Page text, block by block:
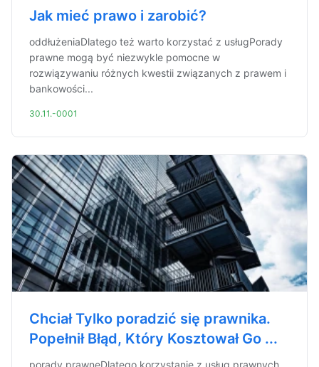
Jak mieć prawo i zarobić?
oddłużeniaDlatego też warto korzystać z usługPorady
prawne mogą być niezwykle pomocne w
rozwiązywaniu różnych kwestii związanych z prawem i
bankowości...
30.11.-0001
Chciał Tylko poradzić się prawnika.
Popełnił Błąd, Który Kosztował Go ...
porady prawneDlatego korzystanie z usług prawnych